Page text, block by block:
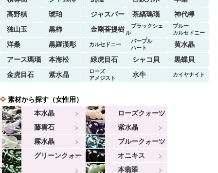
高野槙
琥珀 ジャスパー 茶縞瑪瑙
神代欅
独山玉
黒柿 金剛菩提樹
ブラックシェ
ル
マーブル
ブルー
カルセドニー
洋桑 黒羅漢彫 カルセドニー
パープル
ハート
黄水晶
アース瑪瑙
本海松 緑虎目石 シャコ貝
黒蝶貝
金虎目石
紫水晶
ローズ
アメジスト
水牛 カイヤナイト
素材から探す（女性用）
本水晶
ローズクォーツ
藤雲石
紫水晶
霧水晶
ブルークォーツ
グリーンクォー
ツ
オニキス
本翡翠